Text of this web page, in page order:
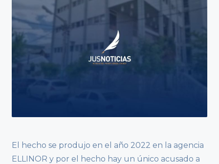
El hecho se produjo en el año 2022 en la agencia
ELLINOR y por el hecho hay un único acusado a